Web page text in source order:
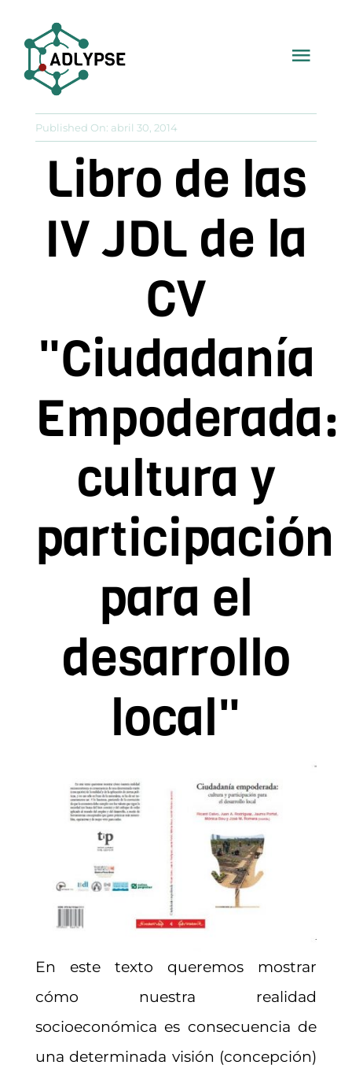
contenido
Inicio
Fed. ADLYPSE
Asoc. Provinciales
Contacto
Asóciate
Published On: abril 30, 2014
Libro de las
IV JDL de la
CV
"Ciudadanía
Empoderada:
cultura y
participación
para el
desarrollo
local"
En este texto queremos mostrar
cómo nuestra realidad
socioeconómica es consecuencia de
una determinada visión (concepción)